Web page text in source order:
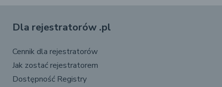
Dla rejestratorów .pl
Cennik dla rejestratorów
Jak zostać rejestratorem
Dostępność Registry